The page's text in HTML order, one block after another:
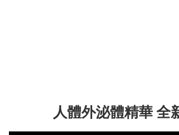
人體外泌體精華 全